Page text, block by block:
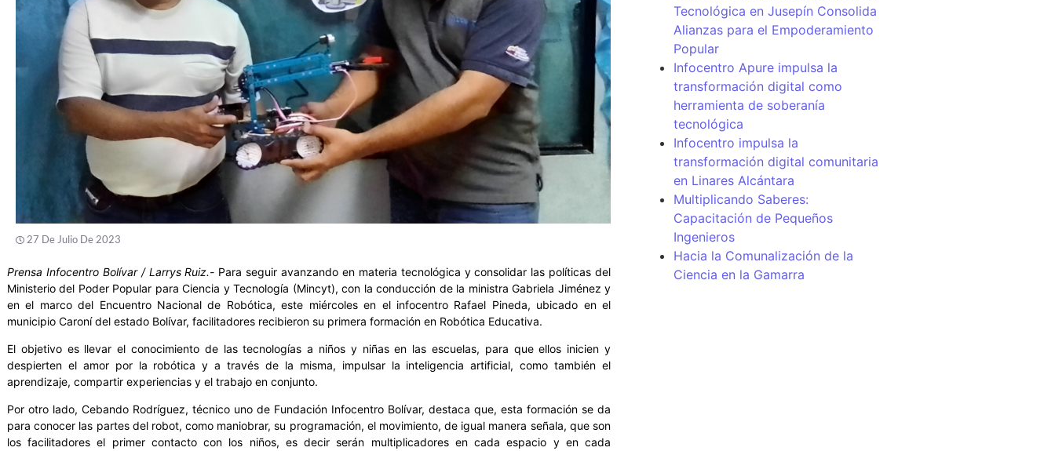
27 De Julio De 2023
Prensa Infocentro Bolívar / Larrys Ruiz.- Para seguir avanzando en materia tecnológica y consolidar las políticas del
Ministerio del Poder Popular para Ciencia y Tecnología (Mincyt), con la conducción de la ministra Gabriela Jiménez y
en el marco del Encuentro Nacional de Robótica, este miércoles en el infocentro Rafael Pineda, ubicado en el
municipio Caroní del estado Bolívar, facilitadores recibieron su primera formación en Robótica Educativa.
El objetivo es llevar el conocimiento de las tecnologías a niños y niñas en las escuelas, para que ellos inicien y
despierten el amor por la robótica y a través de la misma, impulsar la inteligencia artificial, como también el
aprendizaje, compartir experiencias y el trabajo en conjunto.
Por otro lado, Cebando Rodríguez, técnico uno de Fundación Infocentro Bolívar, destaca que, esta formación se da
para conocer las partes del robot, como maniobrar, su programación, el movimiento, de igual manera señala, que son
los facilitadores el primer contacto con los niños, es decir serán multiplicadores en cada espacio y en cada
Tecnológica en Jusepín Consolida
Alianzas para el Empoderamiento
Popular
Infocentro Apure impulsa la
transformación digital como
herramienta de soberanía
tecnológica
Infocentro impulsa la
transformación digital comunitaria
en Linares Alcántara
Multiplicando Saberes:
Capacitación de Pequeños
Ingenieros
Hacia la Comunalización de la
Ciencia en la Gamarra